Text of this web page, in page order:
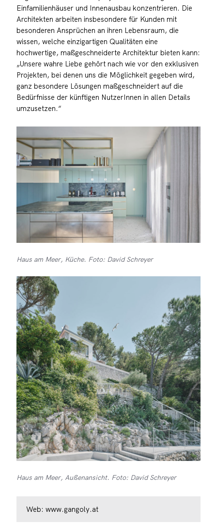
Einfamilienhäuser und Innenausbau konzentrieren. Die
Architekten arbeiten insbesondere für Kunden mit
besonderen Ansprüchen an ihren Lebensraum, die
wissen, welche einzigartigen Qualitäten eine
hochwertige, maßgeschneiderte Architektur bieten kann:
„Unsere wahre Liebe gehört nach wie vor den exklusiven
Projekten, bei denen uns die Möglichkeit gegeben wird,
ganz besondere Lösungen maßgeschneidert auf die
Bedürfnisse der künftigen NutzerInnen in allen Details
umzusetzen.“
Haus am Meer, Küche. Foto: David Schreyer
Haus am Meer, Außenansicht. Foto: David Schreyer
Web: www.gangoly.at